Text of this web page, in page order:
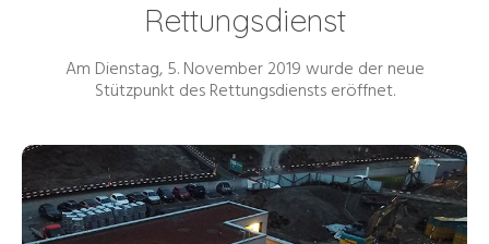
Rettungsdienst
Am Dienstag, 5. November 2019 wurde der neue
Stützpunkt des Rettungsdiensts eröffnet.